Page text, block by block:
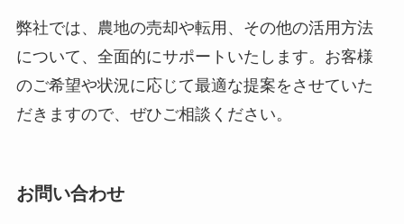
弊社では、農地の売却や転用、その他の活用方法
について、全面的にサポートいたします。お客様
のご希望や状況に応じて最適な提案をさせていた
だきますので、ぜひご相談ください。
お問い合わせ